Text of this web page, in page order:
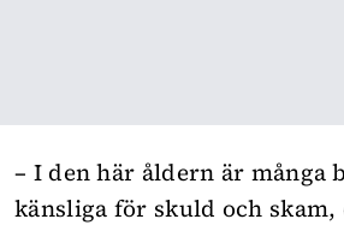
– I den här åldern är många
känsliga för skuld och